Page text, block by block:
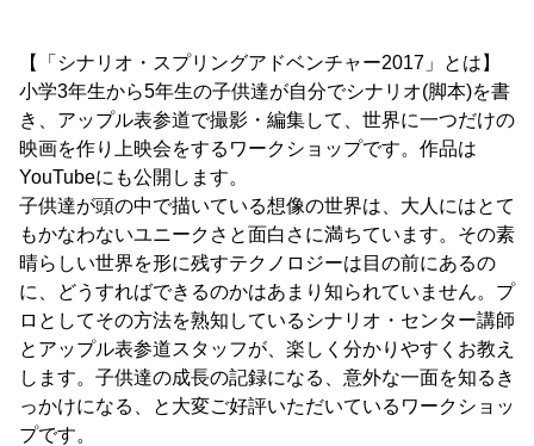
【「シナリオ・スプリングアドベンチャー2017」とは】
小学3年生から5年生の子供達が自分でシナリオ(脚本)を書
き、アップル表参道で撮影・編集して、世界に一つだけの
映画を作り上映会をするワークショップです。作品は
YouTubeにも公開します。
子供達が頭の中で描いている想像の世界は、大人にはとて
もかなわないユニークさと面白さに満ちています。その素
晴らしい世界を形に残すテクノロジーは目の前にあるの
に、どうすればできるのかはあまり知られていません。プ
ロとしてその方法を熟知しているシナリオ・センター講師
とアップル表参道スタッフが、楽しく分かりやすくお教え
します。子供達の成長の記録になる、意外な一面を知るき
っかけになる、と大変ご好評いただいているワークショッ
プです。